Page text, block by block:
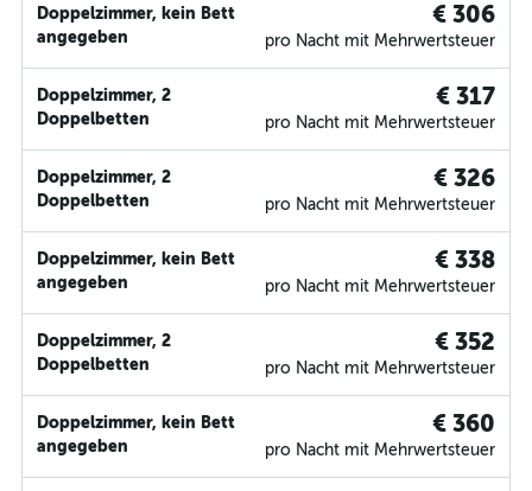
Doppelzimmer, kein Bett
angegeben
€ 306
pro Nacht mit Mehrwertsteuer
Doppelzimmer, 2
Doppelbetten
€ 317
pro Nacht mit Mehrwertsteuer
Doppelzimmer, 2
Doppelbetten
€ 326
pro Nacht mit Mehrwertsteuer
Doppelzimmer, kein Bett
angegeben
€ 338
pro Nacht mit Mehrwertsteuer
Doppelzimmer, 2
Doppelbetten
€ 352
pro Nacht mit Mehrwertsteuer
Doppelzimmer, kein Bett
angegeben
€ 360
pro Nacht mit Mehrwertsteuer